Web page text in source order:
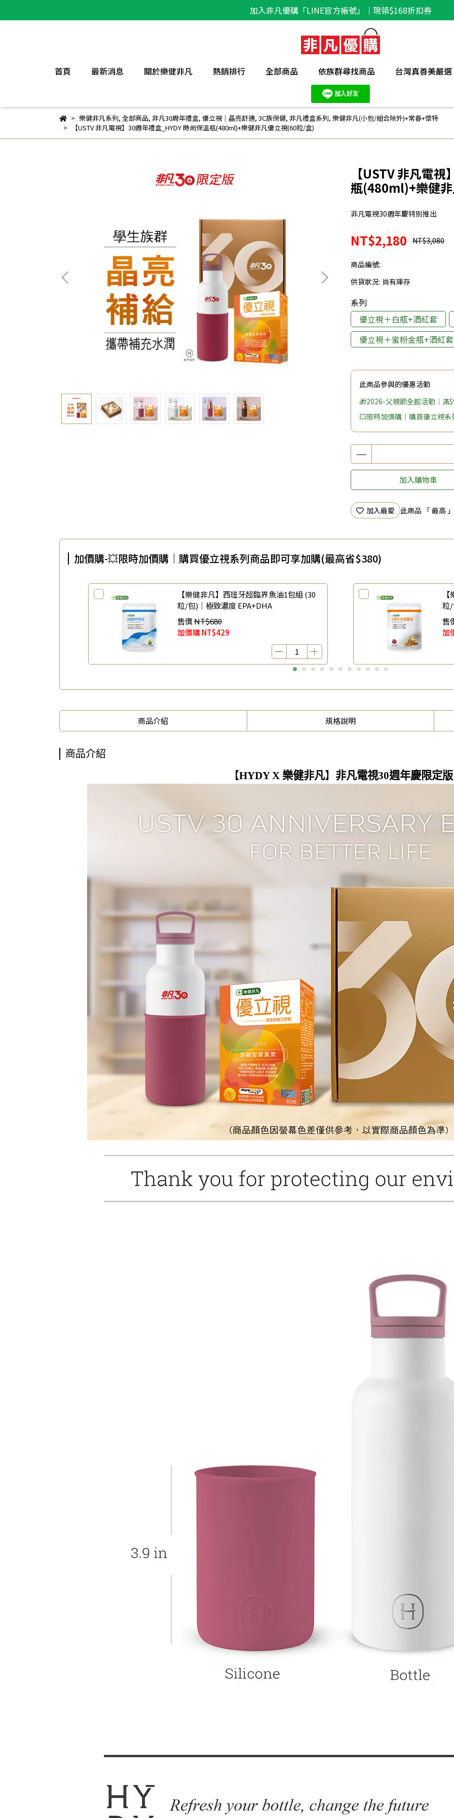
加入非凡優購「LINE官方帳號」｜現領$168折扣券
首頁 最新消息 關於樂健非凡 熱銷排行 全部商品 依族群尋找商品 台灣真善美嚴選
樂健非凡系列, 全部商品, 非凡30周年禮盒, 優立視｜晶亮舒適, 3C族保健, 非凡禮盒系列, 樂健非凡(小包/組合除外)+常春+懷特
【USTV 非凡電視】30週年禮盒_HYDY 時尚保溫瓶(480ml)+樂健非凡優立視(60粒/盒)
【USTV 非凡電
瓶(480ml)+樂健
非凡電視30週年慶特別推出
NT$2,180 NT$3,080
商品編號:
供貨狀況: 尚有庫存
系列
優立視＋白瓶+酒紅套
優立視＋蜜粉金瓶+酒紅套
此商品參與的優惠活動
🎁2026-父親節全館活動｜滿
💥限時加價購｜購買優立視
加入購物車
加入最愛 此商品 「 最高
加價購-💥限時加價購｜購買優立視系列商品即可享加購(最高省$380)
【樂健非凡】西班牙超臨界魚油1包組 (30
粒/包)｜極致濃度 EPA+DHA
售價NT$680
加價購NT$429
粒
售
加
商品介紹 規格說明
商品介紹
【HYDY X 樂健非凡】 非凡電視30週年慶限定版